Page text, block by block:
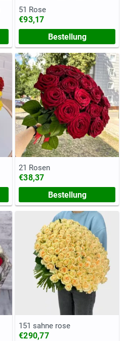
51 Rose
€93,17
Bestellung
21 Rosen
€38,37
Bestellung
151 sahne rose
€290,77